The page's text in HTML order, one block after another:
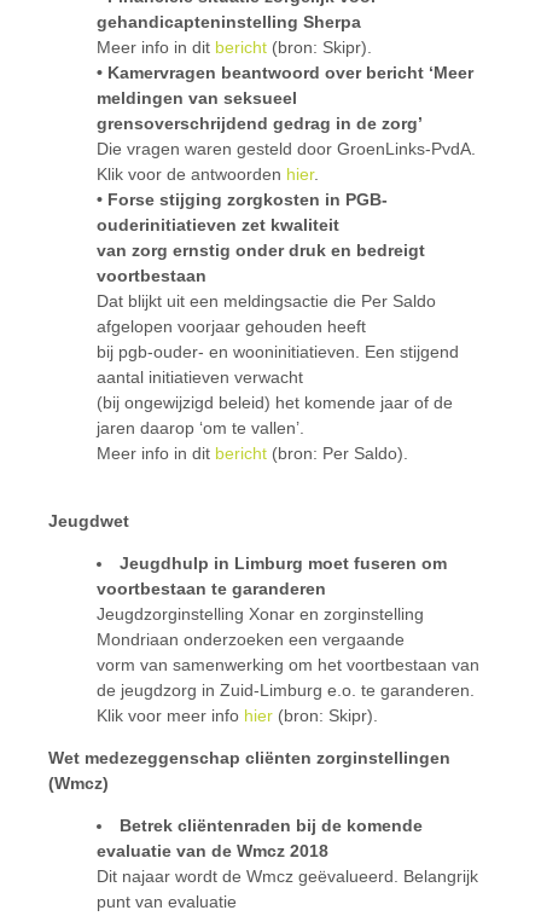
gehandicapteninstelling Sherpa
Meer info in dit bericht (bron: Skipr).
• Kamervragen beantwoord over bericht ‘Meer
meldingen van seksueel
grensoverschrijdend gedrag in de zorg’
Die vragen waren gesteld door GroenLinks-PvdA.
Klik voor de antwoorden hier.
• Forse stijging zorgkosten in PGB-
ouderinitiatieven zet kwaliteit
van zorg ernstig onder druk en bedreigt
voortbestaan
Dat blijkt uit een meldingsactie die Per Saldo
afgelopen voorjaar gehouden heeft
bij pgb-ouder- en wooninitiatieven. Een stijgend
aantal initiatieven verwacht
(bij ongewijzigd beleid) het komende jaar of de
jaren daarop ‘om te vallen’.
Meer info in dit bericht (bron: Per Saldo).
Jeugdwet
Jeugdhulp in Limburg moet fuseren om
voortbestaan te garanderen
Jeugdzorginstelling Xonar en zorginstelling
Mondriaan onderzoeken een vergaande
vorm van samenwerking om het voortbestaan van
de jeugdzorg in Zuid-Limburg e.o. te garanderen.
Klik voor meer info hier (bron: Skipr).
Wet medezeggenschap cliënten zorginstellingen
(Wmcz)
Betrek cliëntenraden bij de komende
evaluatie van de Wmcz 2018
Dit najaar wordt de Wmcz geëvalueerd. Belangrijk
punt van evaluatie